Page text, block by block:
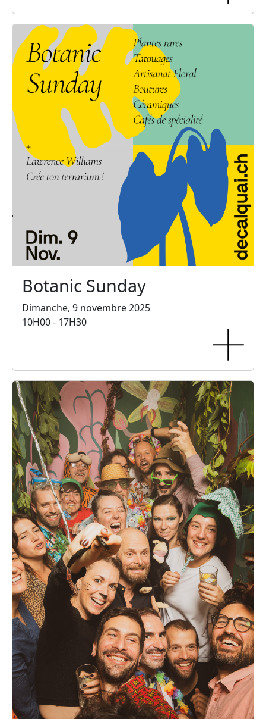
Botanic Sunday
Dimanche, 9 novembre 2025
10H00 - 17H30